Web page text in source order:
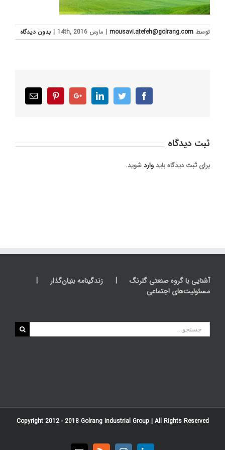
توسط mousavi.atefeh@golrang.com
| مارس 14th, 2016 | بدون ديدگاه
Facebook
Twitter
LinkedIn
Google+
Pinterest
Email
ثبت ديدگاه
برای ثبت دیدگاه باید واردشوید.
آشنایی با گروه صنعتی گلرنگ
زندگینامه بنیان‌گذار
مسئولیت‌های اجتماعی
جستجو
برای:
Copyright 2012 - 2018 Golrang Industrial Group| All Rights Reserved